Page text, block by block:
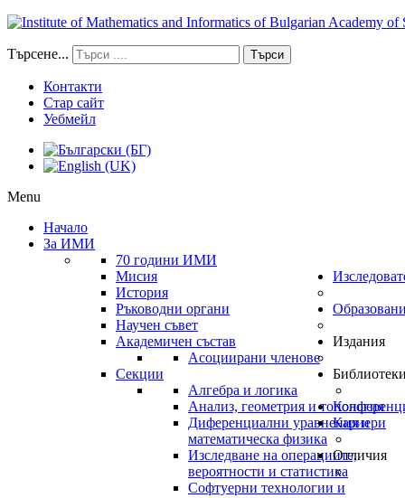
Търсене... Търси
Контакти
Стар сайт
Уебмейл
Menu
Начало
За ИМИ
70 години ИМИ
Мисия
История
Ръководни органи
Научен съвет
Академичен състав
Асоциирани членове
Секции
Алгебра и логика
Анализ, геометрия и топология
Диференциални уравнения и
математическа физика
Изследване на операциите,
вероятности и статистика
Софтуерни технологии и
Издания
Кариери
Отличия